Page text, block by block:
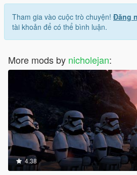
Tham gia vào cuộc trò chuyện! Đăng
tài khoản để có thể bình luận.
More mods by nicholejan:
4.38